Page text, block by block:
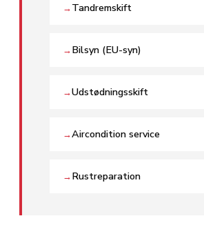
→Tandremskift
→Bilsyn (EU-syn)
→Udstødningsskift
→Aircondition service
→Rustreparation